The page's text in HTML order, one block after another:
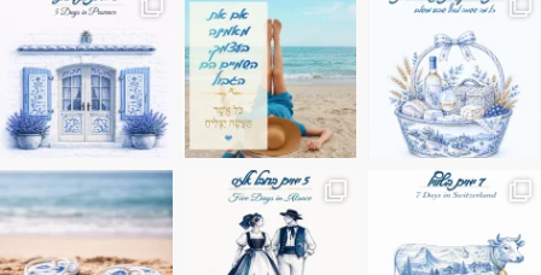
בחבל אלזס צרפת
בחופשה שבו הכל נהיה פשוט יותר. החול, הי